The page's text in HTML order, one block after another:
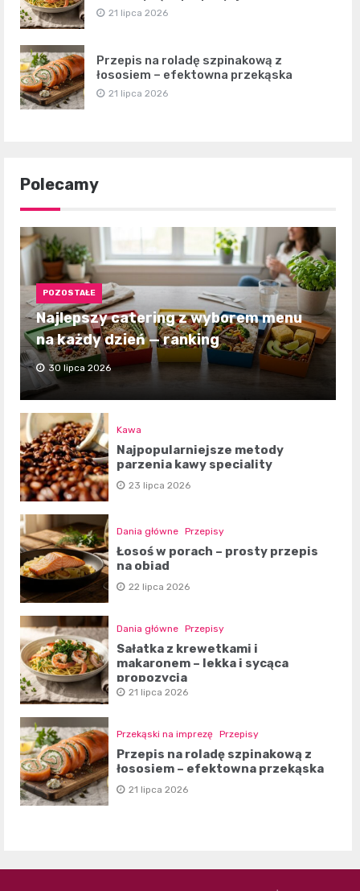
21 lipca 2026
Przepis na roladę szpinakową z
łososiem – efektowna przekąska
21 lipca 2026
Polecamy
POZOSTAŁE
Najlepszy catering z wyborem menu
na każdy dzień — ranking
30 lipca 2026
Kawa
Najpopularniejsze metody
parzenia kawy speciality
23 lipca 2026
Dania główne Przepisy
Łosoś w porach – prosty przepis
na obiad
22 lipca 2026
Dania główne Przepisy
Sałatka z krewetkami i
makaronem – lekka i sycąca
propozycja
21 lipca 2026
Przekąski na imprezę Przepisy
Przepis na roladę szpinakową z
łososiem – efektowna przekąska
21 lipca 2026